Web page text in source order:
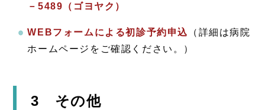
－5489（ゴヨヤク）
WEBフォームによる初診予約申込
（詳細は病院
ホームページをご確認ください。）
3 その他